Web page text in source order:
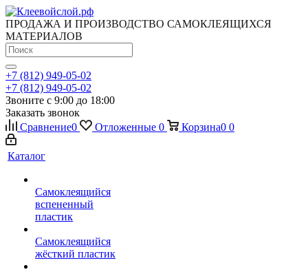
ПРОДАЖА И ПРОИЗВОДСТВО САМОКЛЕЯЩИХСЯ
МАТЕРИАЛОВ
+7 (812) 949-05-02
+7 (812) 949-05-02
Звоните с 9:00 до 18:00
Заказать звонок
Сравнение0 Отложенные 0 Корзина0 0
Каталог
Самоклеящийся
вспененный
пластик
Самоклеящийся
жёсткий пластик